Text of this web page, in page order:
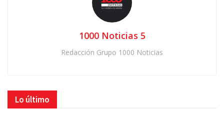
1000 Noticias 5
Redacción Grupo 1000 Noticias
Lo último